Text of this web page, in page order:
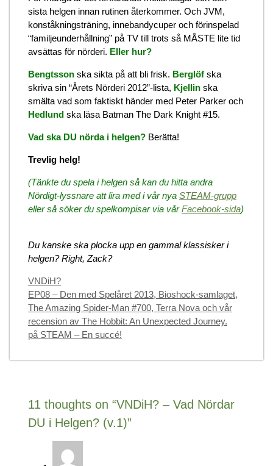
sista helgen innan rutinen återkommer. Och JVM,
konståkningsträning, innebandycuper och förinspelad
“familjeunderhållning” på TV till trots så MÅSTE lite tid
avsättas för nörderi. Eller hur?
Bengtsson ska sikta på att bli frisk. Berglöf ska
skriva sin “Årets Nörderi 2012”-lista, Kjellin ska
smälta vad som faktiskt händer med Peter Parker och
Hedlund ska läsa Batman The Dark Knight #15.
Vad ska DU nörda i helgen? Berätta!
Trevlig helg!
(Tänkte du spela i helgen så kan du hitta andra
Nördigt-lyssnare att lira med i vår nya STEAM-grupp
eller så söker du spelkompisar via vår Facebook-sida)
Du kanske ska plocka upp en gammal klassisker i
helgen? Right, Zack?
Categories
VNDiH?
EP08 – Den med Spelåret 2013, Bioshock-samlaget,
The Amazing Spider-Man #700, Terra Nova och vår
recension av The Hobbit: An Unexpected Journey.
på STEAM – En succé!
11 thoughts on “VNDiH? – Vad Nördar
DU i Helgen? (v.1)”